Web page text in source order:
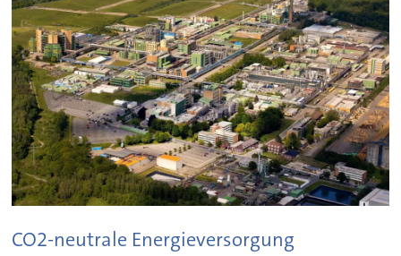
CO2-neutrale Energieversorgung